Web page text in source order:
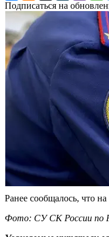
Подписаться на
Ранее сообщалось, что
Фото: СУ СК России по